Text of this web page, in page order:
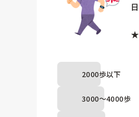
★
2000歩以下
3000～4000歩